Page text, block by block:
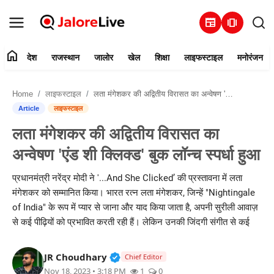
newspaper amp_stories
संपर्क करें
देश
जालोर
खेल
शिक्षा
home देश राजस्थान जालोर खेल शिक्षा लाइफस्टाइल मनोरंजन
Home लाइफस्टाइल लता मंगेशकर की अद्वितीय विरासत का अन्वेषण 'एंड शी क्लिक्ड' बुक लॉन्च स्पर्धा हुआ
Article लाइफस्टाइल
लता मंगेशकर की अद्वितीय विरासत का
अन्वेषण 'एंड शी क्लिक्ड' बुक लॉन्च स्पर्धा हुआ
प्रधानमंत्री नरेंद्र मोदी ने '...And She Clicked’ की प्रस्तावना में लता
मंगेशकर को सम्मानित किया। भारत रत्न लता मंगेशकर, जिन्हें "Nightingale
of India" के रूप में प्यार से जाना और याद किया जाता है, अपनी सुरीली आवाज़
से कई पीढ़ियों को प्रभावित करती रही हैं। लेकिन उनकी जिंदगी संगीत से कई
JR Choudhary Verified Public Figure • 30 Mar,
Chief Editor
Nov 18, 2023 • 3:18 PM 1 0